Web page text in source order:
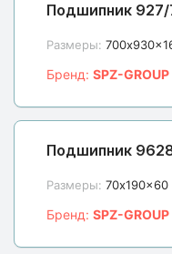
Подшипник
Размеры:
Бренд: SPZ-GROUP
Подшипник
Размеры: 70x190x60
Бренд: SPZ-GROUP